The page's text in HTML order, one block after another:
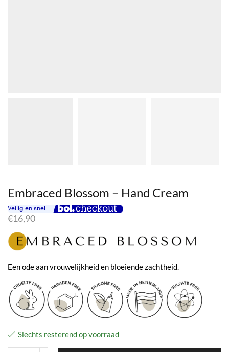
Embraced Blossom – Hand Cream
€16,90
Een ode aan vrouwelijkheid en bloeiende zachtheid.
Slechts resterend op voorraad